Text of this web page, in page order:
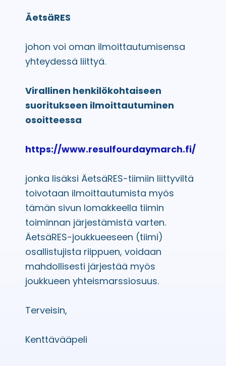
ÄetsäRES
johon voi oman ilmoittautumisensa
yhteydessä liittyä.
Virallinen henkilökohtaiseen
suoritukseen ilmoittautuminen
osoitteessa
https://www.resulfourdaymarch.fi/
jonka lisäksi ÄetsäRES-tiimiin liittyviltä
toivotaan ilmoittautumista myös
tämän sivun lomakkeella tiimin
toiminnan järjestämistä varten.
ÄetsäRES-joukkueeseen (tiimi)
osallistujista riippuen, voidaan
mahdollisesti järjestää myös
joukkueen yhteismarssiosuus.
Terveisin,
Kenttävääpeli